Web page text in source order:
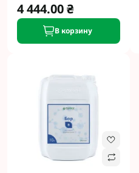
4 444.00 ₴
В корзину